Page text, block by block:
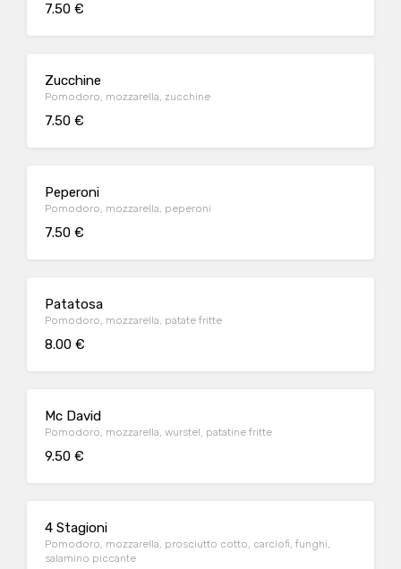
7.50 €
Zucchine
Pomodoro, mozzarella, zucchine
7.50 €
Peperoni
Pomodoro, mozzarella, peperoni
7.50 €
Patatosa
Pomodoro, mozzarella, patate fritte
8.00 €
Mc David
Pomodoro, mozzarella, wurstel, patatine fritte
9.50 €
4 Stagioni
Pomodoro, mozzarella, prosciutto cotto, carciofi, funghi,
salamino piccante